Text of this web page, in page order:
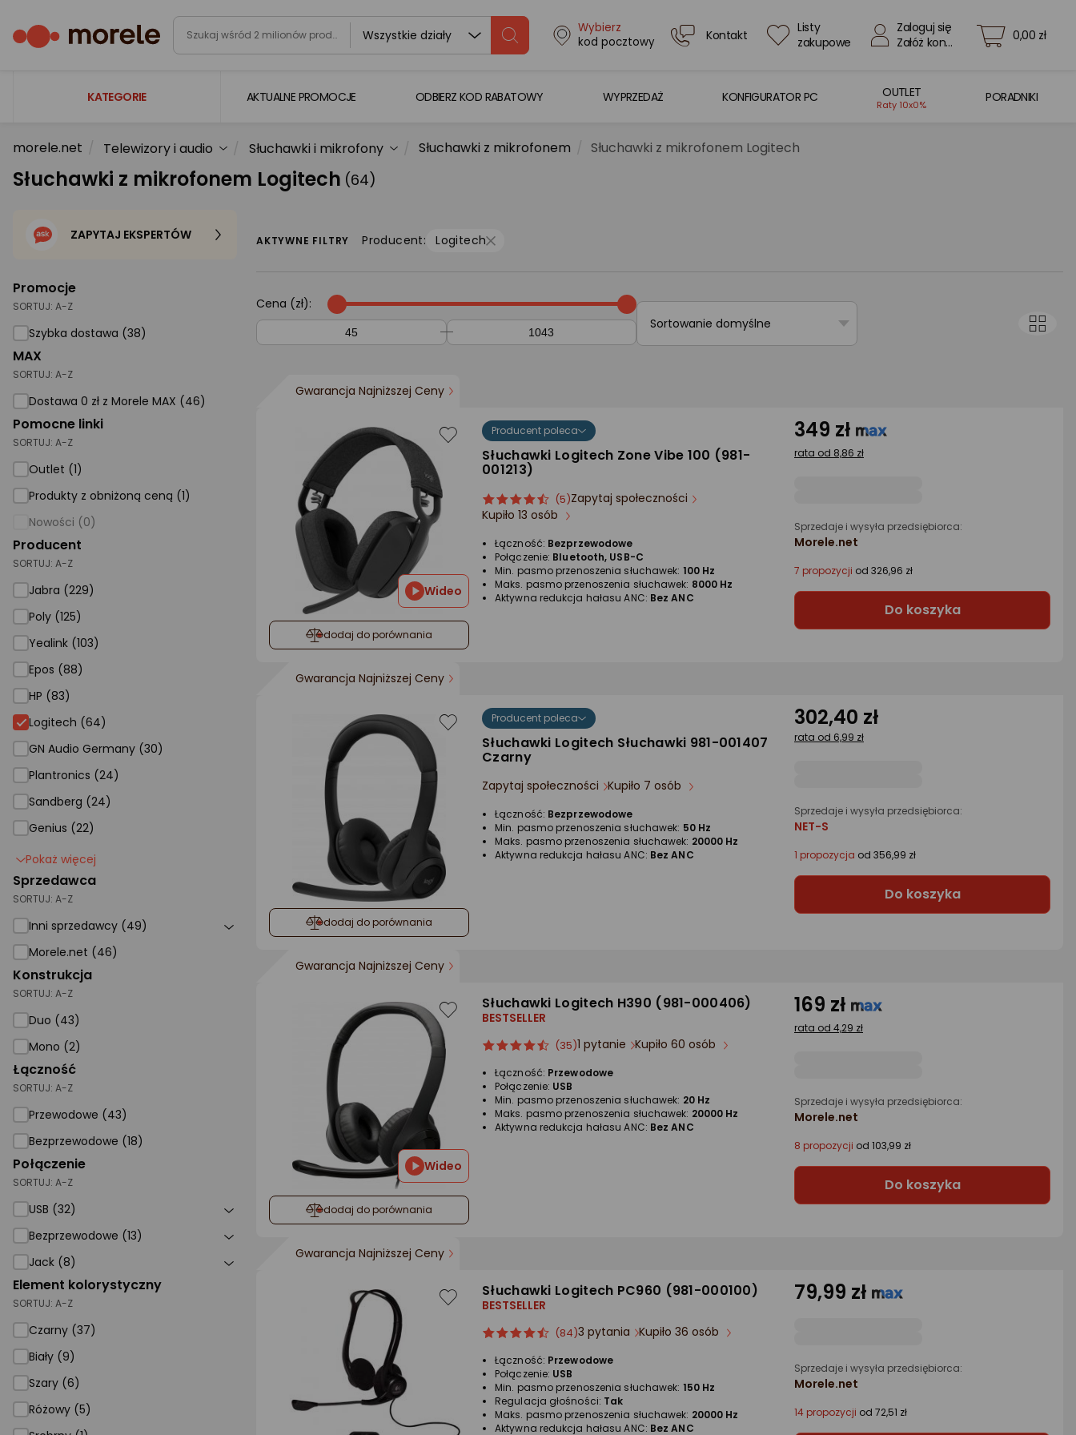
Wszystkie działy
Wybierz
kod pocztowy
Kontakt
Listy
zakupowe
Zaloguj się
Załóż konto
0,00 zł
KATEGORIE
Laptopy
Komputery
Gaming
Telewizory i audio
Foto i kamery
AGD duże
Dom i ogród
Biuro i firma
Sport i turystyka
Zabawki i dziecko
Supermarket
Strefa marek
AKTUALNE PROMOCJE ODBIERZ KOD RABATOWY WYPRZEDAŻ KONFIGURATOR PC OUTLET
Raty 10x0%
PORADNIKI
morele.net Telewizory i audio Słuchawki i mikrofony Słuchawki z mikrofonem Słuchawki z mikrofonem Logitech
Słuchawki z mikrofonem Logitech (64)
Promocje
SORTUJ: A-Z
Szybka dostawa (38)
MAX
SORTUJ: A-Z
Dostawa 0 zł z Morele MAX (46)
Pomocne linki
SORTUJ: A-Z
Outlet (1)
Produkty z obniżoną ceną (1)
Nowości (0)
Producent
SORTUJ: A-Z
Jabra (229)
Poly (125)
Yealink (103)
Epos (88)
HP (83)
Logitech
Logitech (64)
GN Audio Germany (30)
Plantronics (24)
Sandberg (24)
Genius (22)
Pokaż więcej
Sprzedawca
SORTUJ: A-Z
Inni sprzedawcy (49)
Morele.net (46)
Konstrukcja
SORTUJ: A-Z
Duo (43)
Mono (2)
Łączność
SORTUJ: A-Z
Przewodowe (43)
Bezprzewodowe (18)
Połączenie
SORTUJ: A-Z
USB (32)
Bezprzewodowe (13)
Jack (8)
Element kolorystyczny
SORTUJ: A-Z
Czarny (37)
Biały (9)
Szary (6)
Różowy (5)
ZAPYTAJ EKSPERTÓW AKTYWNE FILTRY Producent: Logitech
Cena (zł):
Sortowanie domyślne
Gwarancja Najniższej Ceny
Wideo
dodaj do porównania
Producent poleca
Słuchawki Logitech Zone Vibe 100 (981-
001213)
ocena
produktu
gwiazdki
Ocena
produktu
(5)Zapytaj społeczności
Kupiło 13 osób
Łączność: Bezprzewodowe
Połączenie: Bluetooth, USB-C
Min. pasmo przenoszenia słuchawek: 100 Hz
Maks. pasmo przenoszenia słuchawek: 8000 Hz
Aktywna redukcja hałasu ANC: Bez ANC
349 zł
rata od 8,86 zł
Sprzedaje i wysyła przedsiębiorca:
Morele.net
7 propozycji od 326,96 zł
Do koszyka
Gwarancja Najniższej Ceny
dodaj do porównania
Producent poleca
Słuchawki Logitech Słuchawki 981-001407
Czarny
Zapytaj społeczności Kupiło 7 osób
Łączność: Bezprzewodowe
Min. pasmo przenoszenia słuchawek: 50 Hz
Maks. pasmo przenoszenia słuchawek: 20000 Hz
Aktywna redukcja hałasu ANC: Bez ANC
302,40 zł
rata od 6,99 zł
Sprzedaje i wysyła przedsiębiorca:
NET-S
1 propozycja od 356,99 zł
Do koszyka
Gwarancja Najniższej Ceny
Wideo
dodaj do porównania
Słuchawki Logitech H390 (981-000406)
BESTSELLER
ocena
4.5/5
gwiazdki
Ocena
(35)1 pytanie Kupiło 60 osób
Łączność: Przewodowe
Połączenie: USB
Min. pasmo przenoszenia słuchawek: 20 Hz
Maks. pasmo przenoszenia słuchawek: 20000 Hz
Aktywna redukcja hałasu ANC: Bez ANC
169 zł
rata od 4,29 zł
Sprzedaje i wysyła przedsiębiorca:
Morele.net
8 propozycji od 103,99 zł
Do koszyka
Gwarancja Najniższej Ceny
Słuchawki Logitech PC960 (981-000100)
BESTSELLER
ocena
4.5/5
gwiazdki
Ocena
(84)3 pytania Kupiło 36 osób
Łączność: Przewodowe
Połączenie: USB
Min. pasmo przenoszenia słuchawek: 150 Hz
Regulacja głośności: Tak
Maks. pasmo przenoszenia słuchawek: 20000 Hz
Aktywna redukcja hałasu ANC: Bez ANC
79,99 zł
Sprzedaje i wysyła przedsiębiorca:
Morele.net
14 propozycji od 72,51 zł